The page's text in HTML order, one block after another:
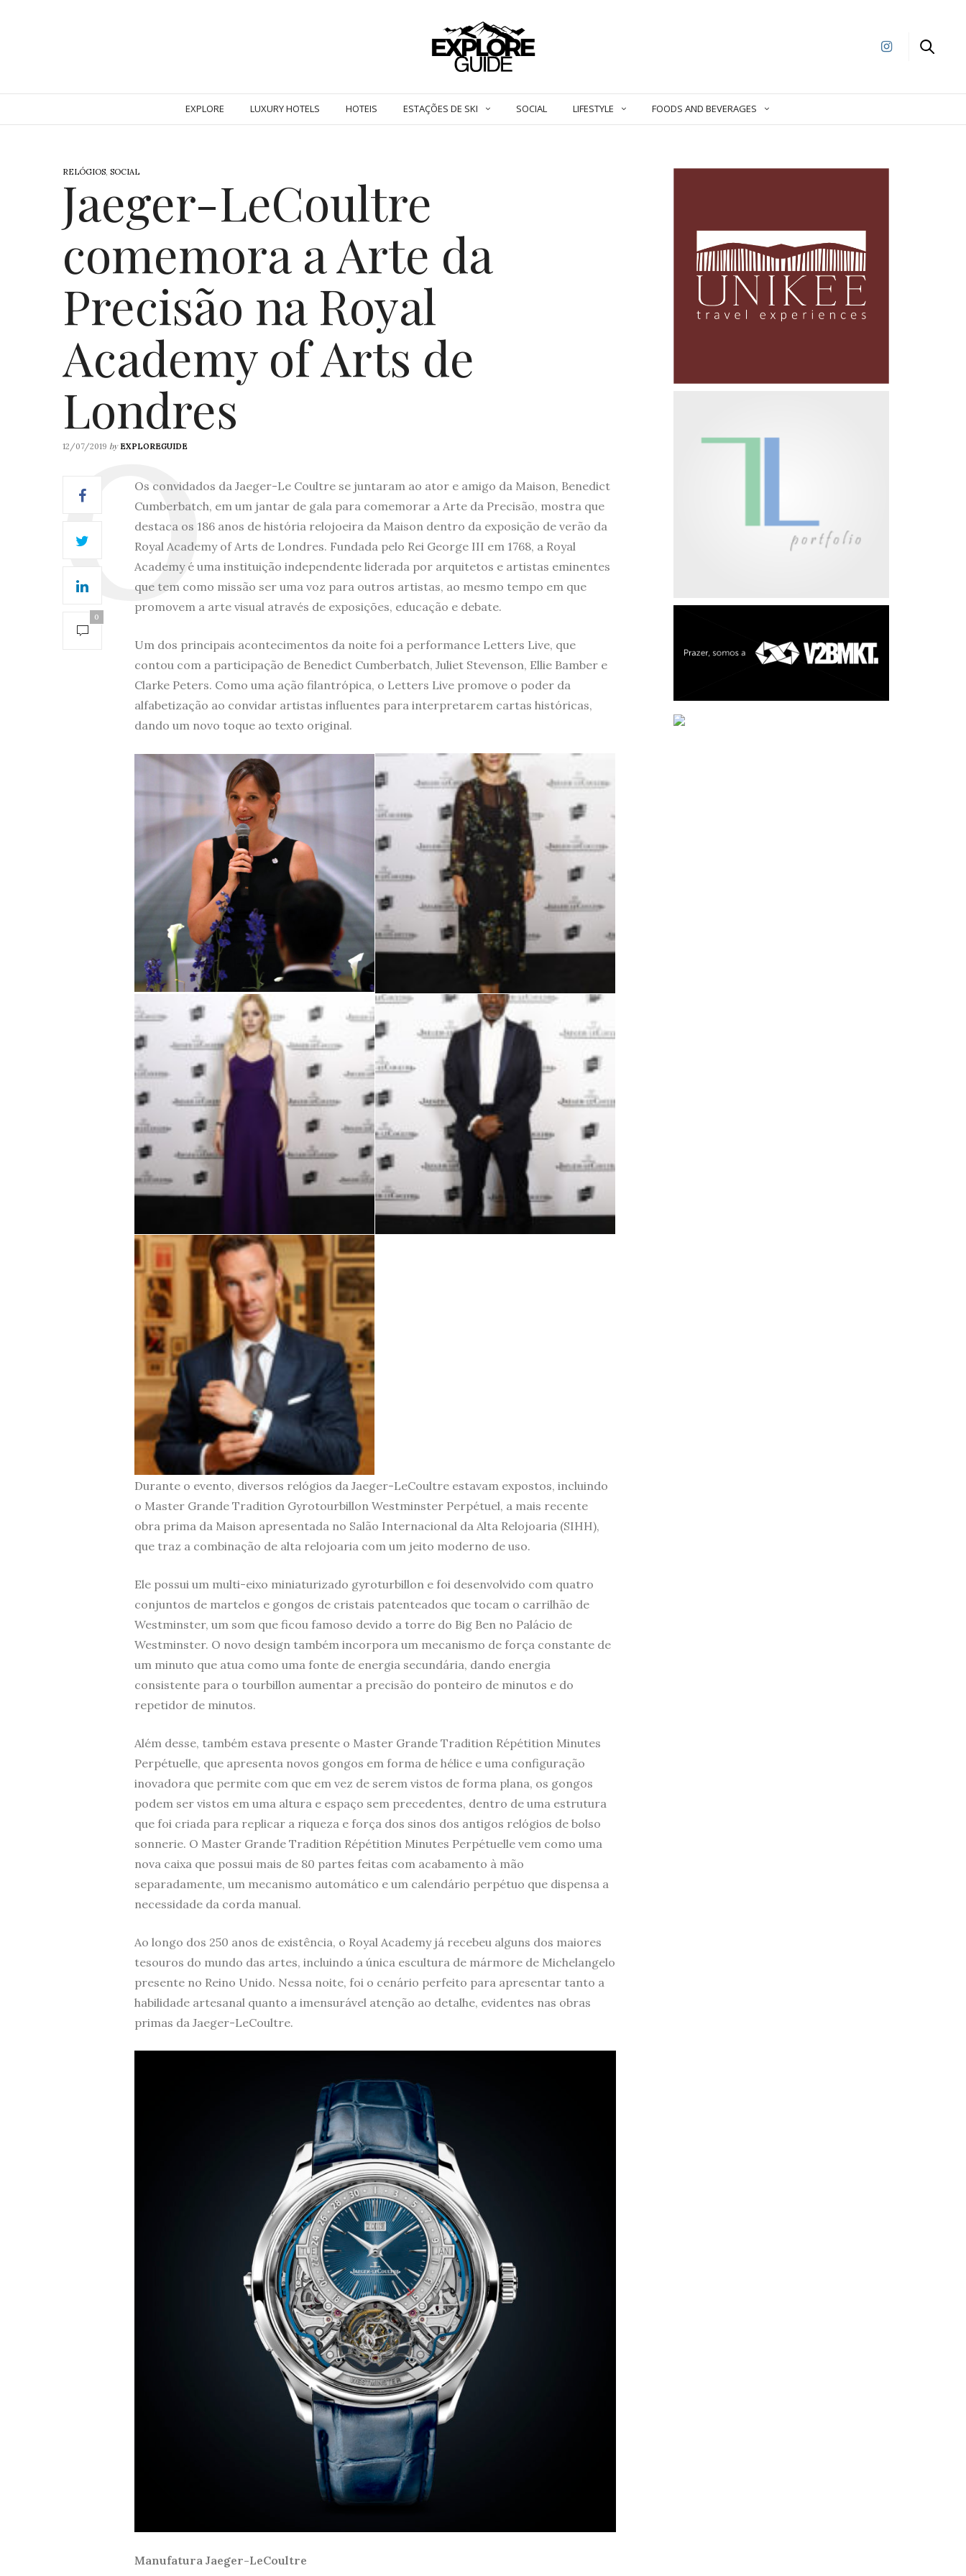
EXPLORE LUXURY HOTELS HOTEIS ESTAÇÕES DE SKI SOCIAL LIFESTYLE FOODS AND BEVERAGES
RELÓGIOS SOCIAL
Jaeger-LeCoultre
comemora a Arte da
Precisão na Royal
Academy of Arts de
Londres
12/07/2019 by EXPLOREGUIDE
0
Os convidados da Jaeger-Le Coultre se juntaram ao ator e amigo da Maison, Benedict
Cumberbatch, em um jantar de gala para comemorar a Arte da Precisão, mostra que
destaca os 186 anos de história relojoeira da Maison dentro da exposição de verão da
Royal Academy of Arts de Londres. Fundada pelo Rei George III em 1768, a Royal
Academy é uma instituição independente liderada por arquitetos e artistas eminentes
que tem como missão ser uma voz para outros artistas, ao mesmo tempo em que
promovem a arte visual através de exposições, educação e debate.
Um dos principais acontecimentos da noite foi a performance Letters Live, que
contou com a participação de Benedict Cumberbatch, Juliet Stevenson, Ellie Bamber e
Clarke Peters. Como uma ação filantrópica, o Letters Live promove o poder da
alfabetização ao convidar artistas influentes para interpretarem cartas históricas,
dando um novo toque ao texto original.
Durante o evento, diversos relógios da Jaeger-LeCoultre estavam expostos, incluindo
o Master Grande Tradition Gyrotourbillon Westminster Perpétuel, a mais recente
obra prima da Maison apresentada no Salão Internacional da Alta Relojoaria (SIHH),
que traz a combinação de alta relojoaria com um jeito moderno de uso.
Ele possui um multi-eixo miniaturizado gyroturbillon e foi desenvolvido com quatro
conjuntos de martelos e gongos de cristais patenteados que tocam o carrilhão de
Westminster, um som que ficou famoso devido a torre do Big Ben no Palácio de
Westminster. O novo design também incorpora um mecanismo de força constante de
um minuto que atua como uma fonte de energia secundária, dando energia
consistente para o tourbillon aumentar a precisão do ponteiro de minutos e do
repetidor de minutos.
Além desse, também estava presente o Master Grande Tradition Répétition Minutes
Perpétuelle, que apresenta novos gongos em forma de hélice e uma configuração
inovadora que permite com que em vez de serem vistos de forma plana, os gongos
podem ser vistos em uma altura e espaço sem precedentes, dentro de uma estrutura
que foi criada para replicar a riqueza e força dos sinos dos antigos relógios de bolso
sonnerie. O Master Grande Tradition Répétition Minutes Perpétuelle vem como uma
nova caixa que possui mais de 80 partes feitas com acabamento à mão
separadamente, um mecanismo automático e um calendário perpétuo que dispensa a
necessidade da corda manual.
Ao longo dos 250 anos de existência, o Royal Academy já recebeu alguns dos maiores
tesouros do mundo das artes, incluindo a única escultura de mármore de Michelangelo
presente no Reino Unido. Nessa noite, foi o cenário perfeito para apresentar tanto a
habilidade artesanal quanto a imensurável atenção ao detalhe, evidentes nas obras
primas da Jaeger-LeCoultre.
Manufatura Jaeger-LeCoultre